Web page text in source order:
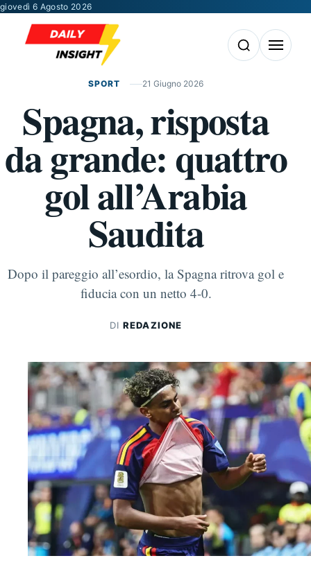
Vai al contenuto
giovedì 6 Agosto 2026
Apri la ricerca
Apri il
SPORT 21 Giugno 2026
Spagna, risposta
da grande: quattro
gol all’Arabia
Saudita
Dopo il pareggio all’esordio, la Spagna ritrova gol e
fiducia con un netto 4-0.
DIREDAZIONE